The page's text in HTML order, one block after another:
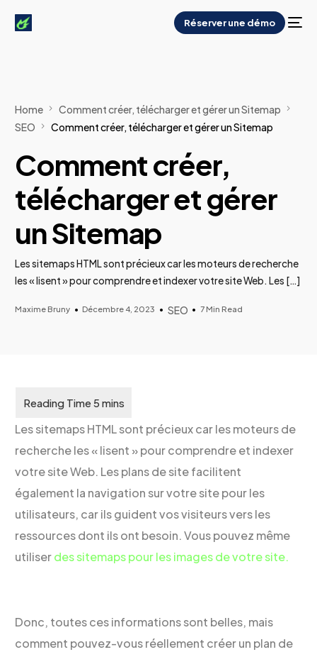
Réserver une démo
Home
Comment créer, télécharger et gérer un Sitemap
SEO
Comment créer, télécharger et gérer un Sitemap
Comment créer,
télécharger et gérer
un Sitemap
Les sitemaps HTML sont précieux car les moteurs de recherche
les « lisent » pour comprendre et indexer votre site Web. Les […]
Maxime Bruny Décembre 4, 2023 SEO 7 Min Read
Les sitemaps HTML sont précieux car les moteurs de
recherche les « lisent » pour comprendre et indexer
votre site Web. Les plans de site facilitent
également la navigation sur votre site pour les
utilisateurs, car ils guident vos visiteurs vers les
ressources dont ils ont besoin. Vous pouvez même
utiliserdes sitemaps pour les images de votre site.
Donc, toutes ces informations sont belles, mais
comment pouvez-vous réellement créer un plan de